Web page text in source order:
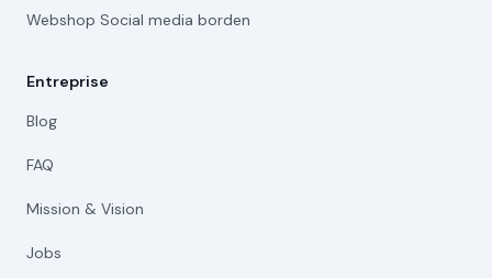
Webshop Social media borden
Entreprise
Blog
FAQ
Mission & Vision
Jobs